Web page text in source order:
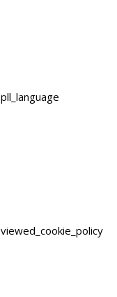
pll_language
viewed_cookie_policy